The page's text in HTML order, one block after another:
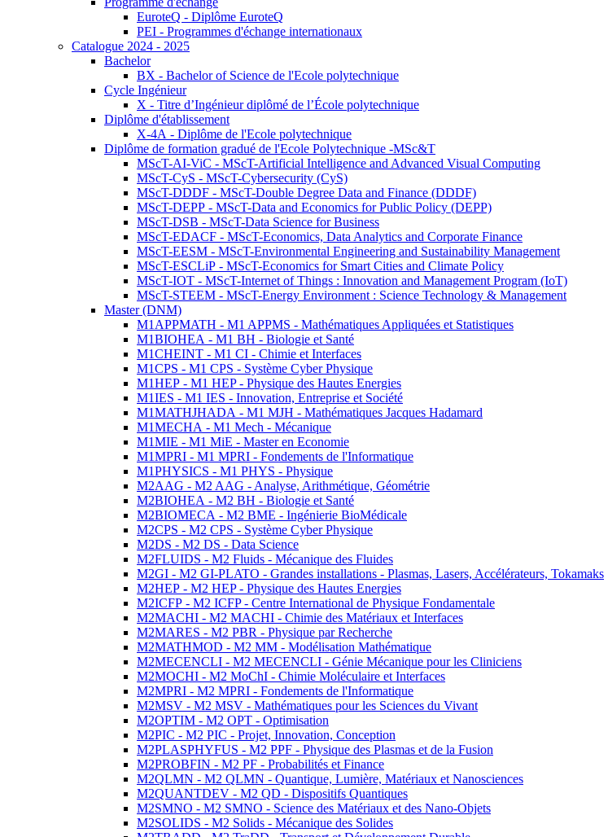
EuroteQ - Diplôme EuroteQ
PEI - Programmes d'échange internationaux
Catalogue 2024 - 2025
Bachelor
BX - Bachelor of Science de l'Ecole polytechnique
Cycle Ingénieur
X - Titre d’Ingénieur diplômé de l’École polytechnique
Diplôme d'établissement
X-4A - Diplôme de l'Ecole polytechnique
Diplôme de formation gradué de l'Ecole Polytechnique -MSc&T
MScT-AI-ViC - MScT-Artificial Intelligence and Advanced Visual Computing
MScT-CyS - MScT-Cybersecurity (CyS)
MScT-DDDF - MScT-Double Degree Data and Finance (DDDF)
MScT-DEPP - MScT-Data and Economics for Public Policy (DEPP)
MScT-DSB - MScT-Data Science for Business
MScT-EDACF - MScT-Economics, Data Analytics and Corporate Finance
MScT-EESM - MScT-Environmental Engineering and Sustainability Management
MScT-ESCLiP - MScT-Economics for Smart Cities and Climate Policy
MScT-IOT - MScT-Internet of Things : Innovation and Management Program (IoT)
MScT-STEEM - MScT-Energy Environment : Science Technology & Management
Master (DNM)
M1APPMATH - M1 APPMS - Mathématiques Appliquées et Statistiques
M1BIOHEA - M1 BH - Biologie et Santé
M1CHEINT - M1 CI - Chimie et Interfaces
M1CPS - M1 CPS - Système Cyber Physique
M1HEP - M1 HEP - Physique des Hautes Energies
M1IES - M1 IES - Innovation, Entreprise et Société
M1MATHJHADA - M1 MJH - Mathématiques Jacques Hadamard
M1MECHA - M1 Mech - Mécanique
M1MIE - M1 MiE - Master en Economie
M1MPRI - M1 MPRI - Fondements de l'Informatique
M1PHYSICS - M1 PHYS - Physique
M2AAG - M2 AAG - Analyse, Arithmétique, Géométrie
M2BIOHEA - M2 BH - Biologie et Santé
M2BIOMECA - M2 BME - Ingénierie BioMédicale
M2CPS - M2 CPS - Système Cyber Physique
M2DS - M2 DS - Data Science
M2FLUIDS - M2 Fluids - Mécanique des Fluides
M2GI - M2 GI-PLATO - Grandes installations - Plasmas, Lasers, Accélérateurs, Tokamaks
M2HEP - M2 HEP - Physique des Hautes Energies
M2ICFP - M2 ICFP - Centre International de Physique Fondamentale
M2MACHI - M2 MACHI - Chimie des Matériaux et Interfaces
M2MARES - M2 PBR - Physique par Recherche
M2MATHMOD - M2 MM - Modélisation Mathématique
M2MECENCLI - M2 MECENCLI - Génie Mécanique pour les Cliniciens
M2MOCHI - M2 MoChI - Chimie Moléculaire et Interfaces
M2MPRI - M2 MPRI - Fondements de l'Informatique
M2MSV - M2 MSV - Mathématiques pour les Sciences du Vivant
M2OPTIM - M2 OPT - Optimisation
M2PIC - M2 PIC - Projet, Innovation, Conception
M2PLASPHYFUS - M2 PPF - Physique des Plasmas et de la Fusion
M2PROBFIN - M2 PF - Probabilités et Finance
M2QLMN - M2 QLMN - Quantique, Lumière, Matériaux et Nanosciences
M2QUANTDEV - M2 QD - Dispositifs Quantiques
M2SMNO - M2 SMNO - Science des Matériaux et des Nano-Objets
M2SOLIDS - M2 Solids - Mécanique des Solides